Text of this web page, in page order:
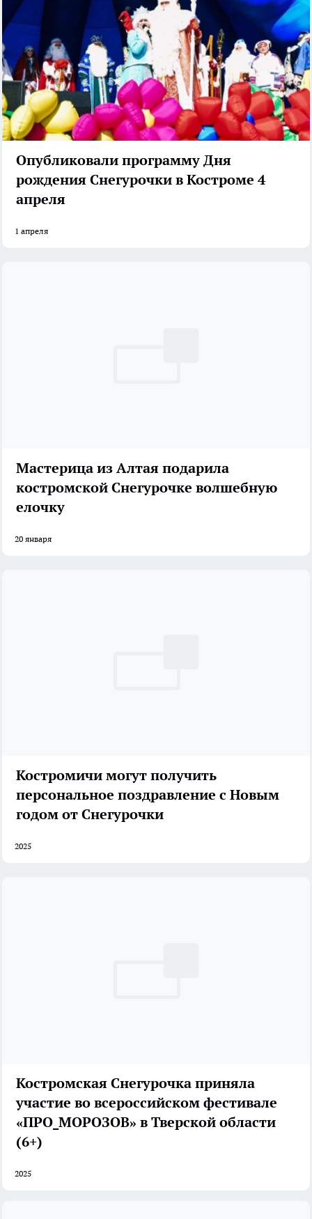
Опубликовали программу Дня
рождения Снегурочки в Костроме 4
апреля
1 апреля
Мастерица из Алтая подарила
костромской Снегурочке волшебную
елочку
20 января
Костромичи могут получить
персональное поздравление с Новым
годом от Снегурочки
2025
Костромская Снегурочка приняла
участие во всероссийском фестивале
«ПРО_МОРОЗОВ» в Тверской области
(6+)
2025